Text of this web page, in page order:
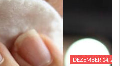
DEZEMBER 14, 2023